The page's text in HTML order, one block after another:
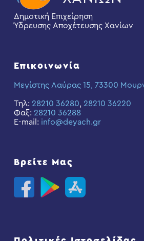
Δημοτική Επιχείρηση
Ύδρευσης Αποχέτευσης Χανίων
Επικοινωνία
Μεγίστης Λαύρας 15, 73300
Τηλ: 28210 36280, 28210 36220
Φαξ: 28210 36288
E-mail: info@deyach.gr
Βρείτε Μας